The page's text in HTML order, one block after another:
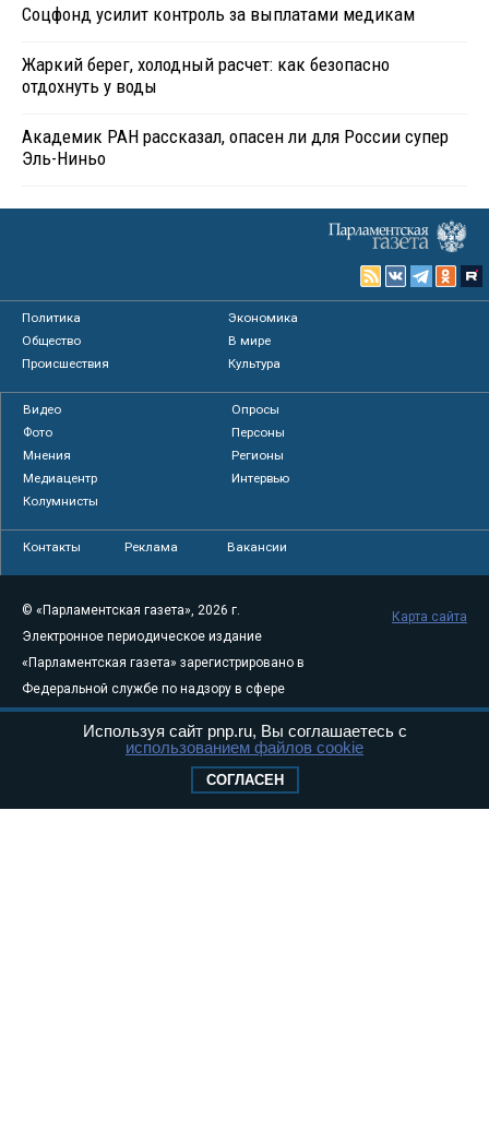
Соцфонд усилит контроль за выплатами медикам
Жаркий берег, холодный расчет: как безопасно
отдохнуть у воды
Академик РАН рассказал, опасен ли для России супер
Эль-Ниньо
Политика
Экономика
Общество
В мире
Происшествия
Культура
Видео
Опросы
Фото
Персоны
Мнения
Регионы
Медиацентр
Интервью
Колумнисты
Контакты Реклама Вакансии
© «Парламентская газета», 2026 г.
Электронное периодическое издание
«Парламентская газета» зарегистрировано в
Федеральной службе по надзору в сфере
связи, информационных технологий и
массовых коммуникаций (Роскомнадзор) 05
Свидетельство о регистрации Эл № ФС77-
Карта сайта
Используя сайт pnp.ru, Вы соглашаетесь с
использованием файлов cookie
СОГЛАСЕН